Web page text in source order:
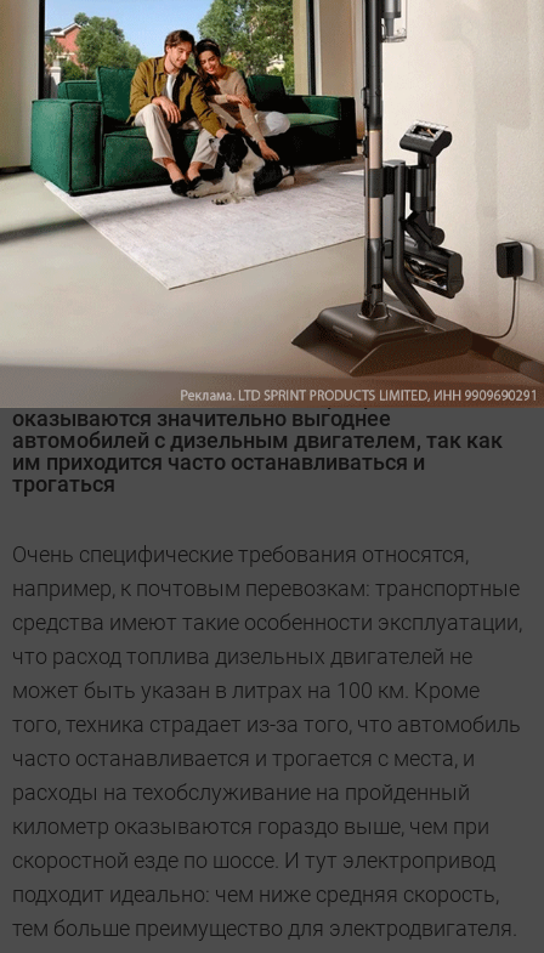
Почтовые автомобили с электроприводом
оказываются значительно выгоднее
автомобилей с дизельным двигателем, так как
им приходится часто останавливаться и
трогаться
Очень специфические требования относятся,
например, к почтовым перевозкам: транспортные
средства имеют такие особенности эксплуатации,
что расход топлива дизельных двигателей не
может быть указан в литрах на 100 км. Кроме
того, техника страдает из-за того, что автомобиль
часто останавливается и трогается с места, и
расходы на техобслуживание на пройденный
километр оказываются гораздо выше, чем при
скоростной езде по шоссе. И тут электропривод
подходит идеально: чем ниже средняя скорость,
тем больше преимущество для электродвигателя.